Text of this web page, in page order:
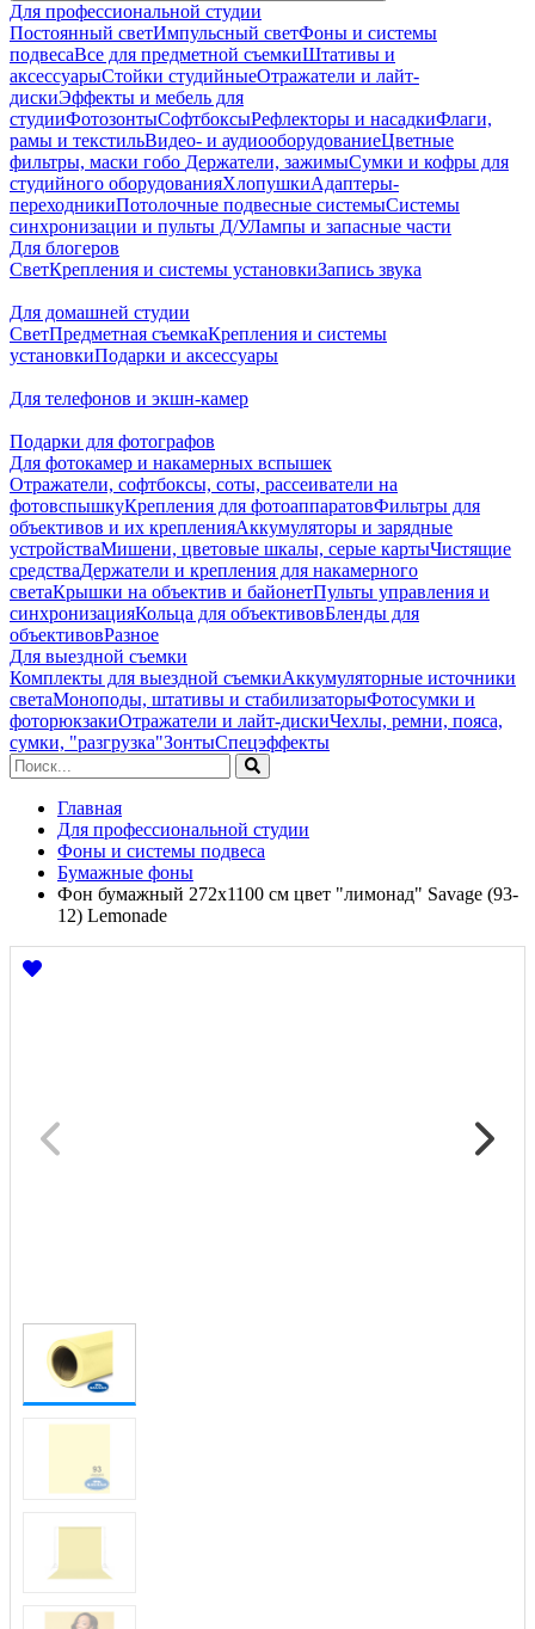
Для профессиональной студии
Постоянный светИмпульсный светФоны и системы
подвесаВсе для предметной съемкиШтативы и
аксессуарыСтойки студийныеОтражатели и лайт-
дискиЭффекты и мебель для
студииФотозонтыСофтбоксыРефлекторы и насадкиФлаги,
рамы и текстильВидео- и аудиооборудованиеЦветные
фильтры, маски гобо Держатели, зажимыСумки и кофры для
студийного оборудованияХлопушкиАдаптеры-
переходникиПотолочные подвесные системыСистемы
синхронизации и пульты Д/УЛампы и запасные части
Для блогеров
СветКрепления и системы установкиЗапись звука
Для домашней студии
СветПредметная съемкаКрепления и системы
установкиПодарки и аксессуары
Для телефонов и экшн-камер
Подарки для фотографов
Для фотокамер и накамерных вспышек
Отражатели, софтбоксы, соты, рассеиватели на
фотовспышкуКрепления для фотоаппаратовФильтры для
объективов и их крепленияАккумуляторы и зарядные
устройстваМишени, цветовые шкалы, серые картыЧистящие
средстваДержатели и крепления для накамерного
светаКрышки на объектив и байонетПульты управления и
синхронизацияКольца для объективовБленды для
объективовРазное
Для выездной съемки
Комплекты для выездной съемкиАккумуляторные источники
светаМоноподы, штативы и стабилизаторыФотосумки и
фоторюкзакиОтражатели и лайт-дискиЧехлы, ремни, пояса,
сумки, "разгрузка"ЗонтыСпецэффекты
Главная
Для профессиональной студии
Фоны и системы подвеса
Бумажные фоны
Фон бумажный 272x1100 см цвет "лимонад" Savage (93-
12) Lemonade